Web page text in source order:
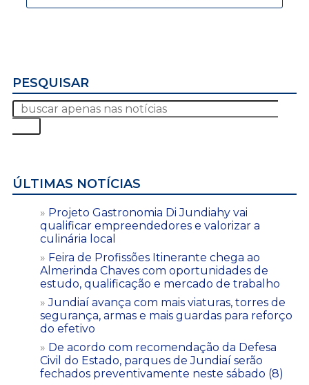
PESQUISAR
ÚLTIMAS NOTÍCIAS
Projeto Gastronomia Di Jundiahy vai
qualificar empreendedores e valorizar a
culinária local
Feira de Profissões Itinerante chega ao
Almerinda Chaves com oportunidades de
estudo, qualificação e mercado de trabalho
Jundiaí avança com mais viaturas, torres de
segurança, armas e mais guardas para reforço
do efetivo
De acordo com recomendação da Defesa
Civil do Estado, parques de Jundiaí serão
fechados preventivamente neste sábado (8)